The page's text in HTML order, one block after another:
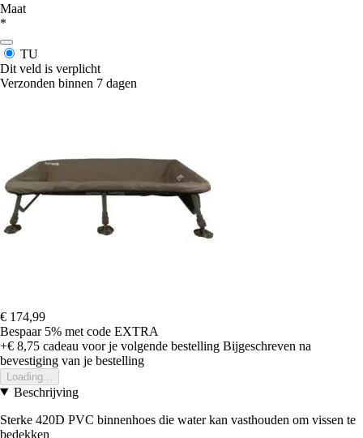
Maat
*
TU
Dit veld is verplicht
Verzonden binnen 7 dagen
€ 174,99
Bespaar 5% met code EXTRA
+€ 8,75 cadeau voor je volgende bestelling Bijgeschreven na
bevestiging van je bestelling
Loading...
Beschrijving
Sterke 420D PVC binnenhoes die water kan vasthouden om vissen te
bedekken